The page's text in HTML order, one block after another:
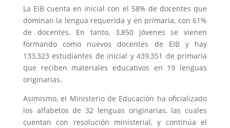
La EIBcuenta en inicial con el 58% de docentes que
dominan la lengua requerida y en primaria, con 61%
de docentes. En tanto, 3,850 jóvenes se vienen
formando como nuevos docentes de EIBy hay
133,323 estudiantes de inicial y 439,351 de primaria
que reciben materiales educativos en 19 lenguas
originarias.
Asimismo, el Ministerio de Educación ha oficializado
los alfabetos de 32 lenguas originarias, las cuales
cuentan con resolución ministerial, y continúa el